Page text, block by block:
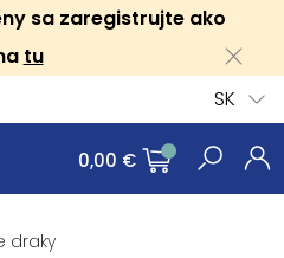
sa zaregistrujte ako
tu
SK
0,00 €
draky